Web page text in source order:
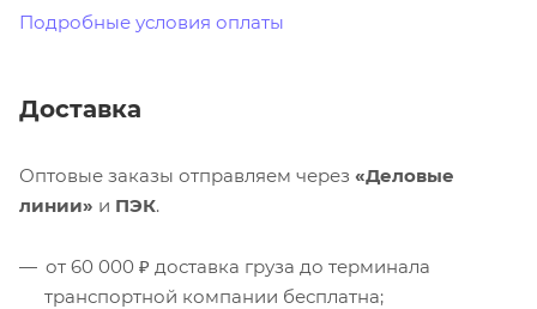
Подробные условия оплаты
Доставка
Оптовые заказы отправляем через «Деловые
линии» и ПЭК.
от 60 000 ₽ доставка груза до терминала
транспортной компании бесплатна;